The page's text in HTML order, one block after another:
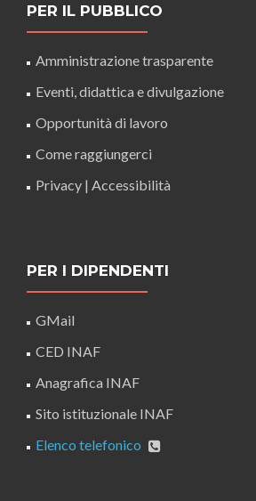
PER IL PUBBLICO
Amministrazione trasparente
Eventi, didattica e divulgazione
Opportunità di lavoro
Come raggiungerci
Privacy | Accessibilità
PER I DIPENDENTI
GMail
CED INAF
Anagrafica INAF
Sito istituzionale INAF
Elenco telefonico